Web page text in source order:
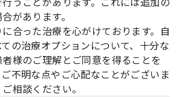
があります。
合った治療を心がけております。自
の治療オプションについて、十分な
様のご理解とご同意を得ることを
不明な点やご心配なことがございま
相談ください。